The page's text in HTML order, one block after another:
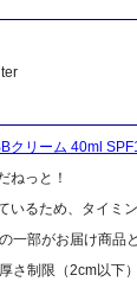
クリーム 40ml
ねっと！
いるため、タイ
一部がお届け商
さ制限（2cm以下